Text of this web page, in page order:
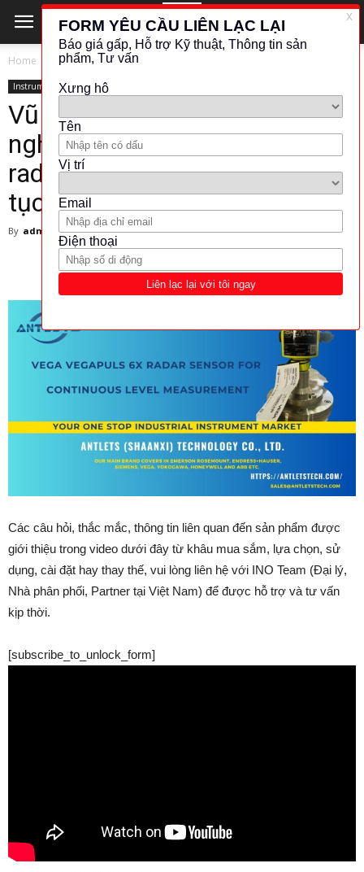
Home Instrument
Instrument
Vũ khí bí mật cho ngành công
nghiệp: VEGA VEGAPULS 6X
radar sensor cho đo mức liên
tục
By admin - 1 April 2025 297
Các câu hỏi, thắc mắc, thông tin liên quan đến sản phẩm được
giới thiệu trong video dưới đây từ khâu mua sắm, lựa chọn, sử
dụng, cài đặt hay thay thế, vui lòng liên hệ với INO Team (Đại lý,
Nhà phân phối, Partner tại Việt Nam) để được hỗ trợ và tư vấn
kịp thời.
[subscribe_to_unlock_form]